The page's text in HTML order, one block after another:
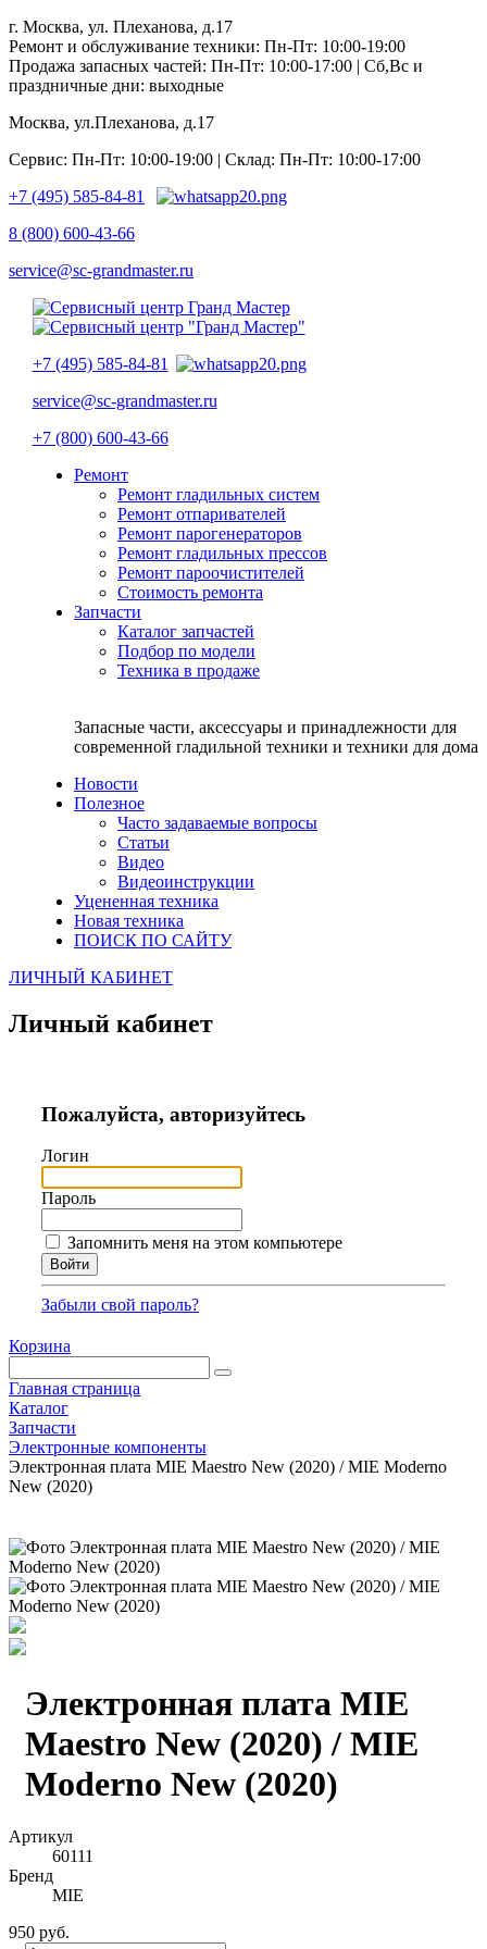
г. Москва, ул. Плеханова, д.17
Ремонт и обслуживание техники: Пн-Пт: 10:00-19:00
Продажа запасных частей: Пн-Пт: 10:00-17:00 | Сб,Вс и
праздничные дни: выходные
Москва, ул.Плеханова, д.17
Сервис: Пн-Пт: 10:00-19:00 | Склад: Пн-Пт: 10:00-17:00
+7 (495) 585-84-81
8 (800) 600-43-66
service@sc-grandmaster.ru
+7 (495) 585-84-81
service@sc-grandmaster.ru
+7 (800) 600-43-66
Ремонт
Ремонт гладильных систем
Ремонт отпаривателей
Ремонт парогенераторов
Ремонт гладильных прессов
Ремонт пароочистителей
Стоимость ремонта
Запчасти
Каталог запчастей
Подбор по модели
Техника в продаже
Запасные части, аксессуары и принадлежности для
современной гладильной техники и техники для дома
Новости
Полезное
Часто задаваемые вопросы
Статьи
Видео
Видеоинструкции
Уцененная техника
Новая техника
ПОИСК ПО САЙТУ
ЛИЧНЫЙ КАБИНЕТ
Личный кабинет
Пожалуйста, авторизуйтесь
Логин
Пароль
Запомнить меня на этом компьютере
Забыли свой пароль?
Корзина
Главная страница
Каталог
Запчасти
Электронные компоненты
Электронная плата MIE Maestro New (2020) / MIE Moderno
New (2020)
Электронная плата MIE
Maestro New (2020) / MIE
Moderno New (2020)
Артикул
60111
Бренд
MIE
950 руб.